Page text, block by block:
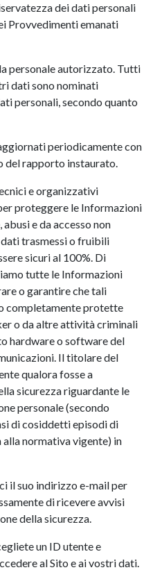
dei dati personali
Provvedimenti emanati
personale autorizzato. Tutti
dati sono nominati
personali, secondo quanto
periodicamente con
del rapporto instaurato.
e organizzativi
proteggere le Informazioni
e da accesso non
trasmessi o fruibili
sicuri al 100%. Di
tutte le Informazioni
o garantire che tali
completamente protette
o da altre attività criminali
hardware o software del
Il titolare del
qualora fosse a
sicurezza riguardante le
personale (secondo
di cosiddetti episodi di
alla normativa vigente) in
il suo indirizzo e-mail per
di ricevere avvisi
della sicurezza.
un ID utente e
al Sito e ai vostri dati.